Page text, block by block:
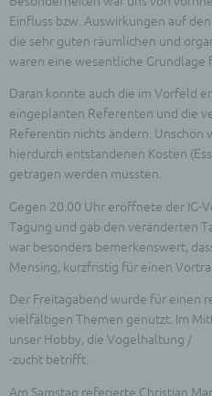
Einfluss bzw. Auswirkungen auf
die sehr guten räumlichen und
waren eine wesentliche Grundlage
Daran konnte auch die im Vorfeld
eingeplanten Referenten und die
Referentin nichts ändern. Unschön
hierdurch entstandenen Kosten
getragen werden mussten.
Gegen 20.00 Uhr eröffnete der IG-
Tagung und gab den veränderten
war besonders bemerkenswert,
Mensing, kurzfristig für einen
Der Freitagabend wurde für einen
vielfältigen Themen genutzt. Im
unser Hobby, die Vogelhaltung /
-zucht betrifft.
Am Samstag referierte Christian